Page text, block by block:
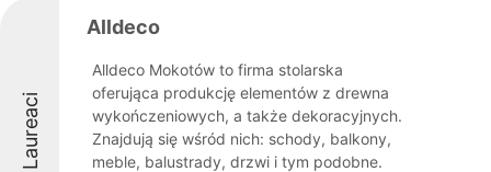
Laureaci
Alldeco
Alldeco Mokotów to firma stolarska
oferująca produkcję elementów z drewna
wykończeniowych, a także dekoracyjnych.
Znajdują się wśród nich: schody, balkony,
meble, balustrady, drzwi i tym podobne.